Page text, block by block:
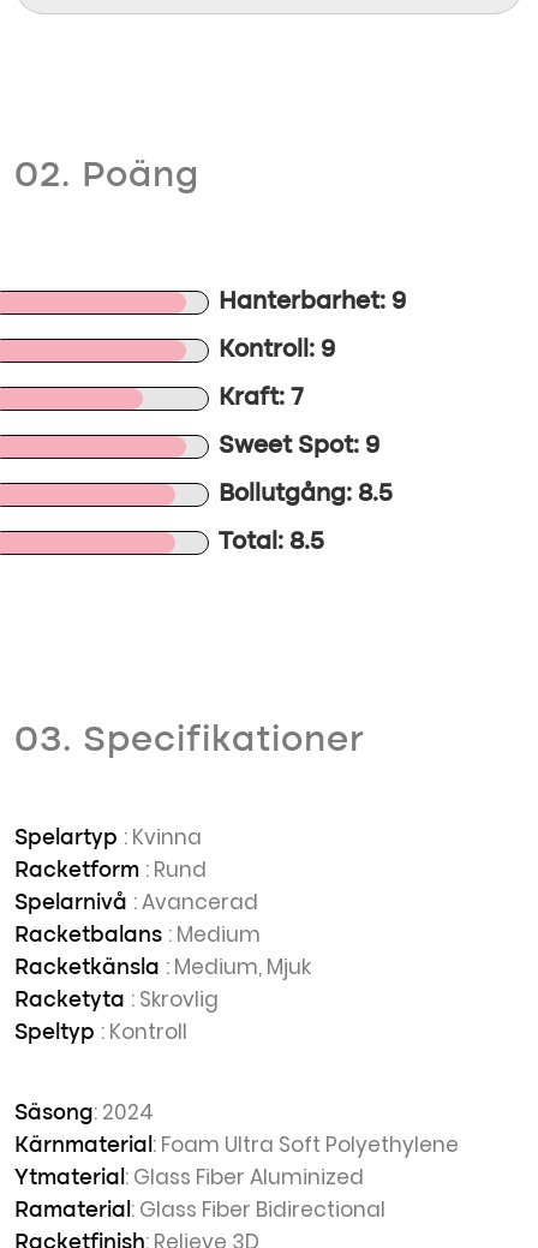
02. Poäng
Hanterbarhet: 9
Kontroll: 9
Kraft: 7
Sweet Spot: 9
Bollutgång: 8.5
Total: 8.5
03. Specifikationer
Spelartyp : Kvinna
Racketform : Rund
Spelarnivå : Avancerad
Racketbalans : Medium
Racketkänsla : Medium, Mjuk
Racketyta : Skrovlig
Speltyp : Kontroll
Säsong: 2024
Kärnmaterial : Foam Ultra Soft Polyethylene
Ytmaterial : Glass Fiber Aluminized
Ramaterial : Glass Fiber Bidirectional
Racketfinish: Relieve 3D